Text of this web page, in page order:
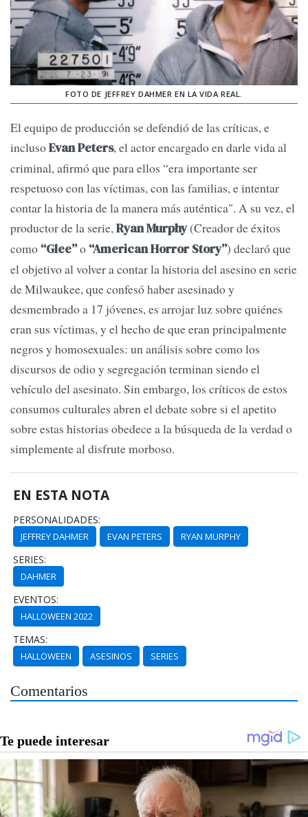
FOTO DE JEFFREY DAHMER EN LA VIDA REAL.
El equipo de producción se defendió de las críticas, e
inclusoEvan Peters, el actor encargado en darle vida al
criminal, afirmó que para ellos “era importante ser
respetuoso con las víctimas, con las familias, e intentar
contar la historia de la manera más auténtica". A su vez, el
productor de la serie,Ryan Murphy(Creador de éxitos
como “Glee”o “American Horror Story”) declaró que
el objetivo al volver a contar la historia del asesino en serie
de Milwaukee, que confesó haber asesinado y
desmembrado a 17 jóvenes, es arrojar luz sobre quiénes
eran sus víctimas, y el hecho de que eran principalmente
negros y homosexuales: un análisis sobre como los
discursos de odio y segregación terminan siendo el
vehículo del asesinato. Sin embargo, los críticos de estos
consumos culturales abren el debate sobre si el apetito
sobre estas historias obedece a la búsqueda de la verdad o
simplemente al disfrute morboso.
EN ESTA NOTA
PERSONALIDADES:
JEFFREY DAHMER EVAN PETERS RYAN MURPHY
SERIES:
DAHMER
EVENTOS:
HALLOWEEN 2022
TEMAS:
HALLOWEEN ASESINOS SERIES
Comentarios